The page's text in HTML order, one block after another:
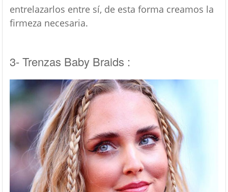
entrelazarlos entre sí, de esta forma creamos la
firmeza necesaria.
3- Trenzas Baby Braids :